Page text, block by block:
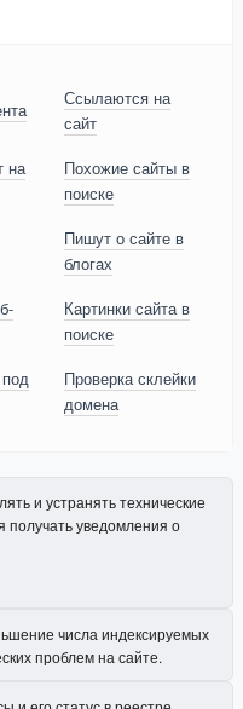
Ссылаются на
сайт
на
Похожие сайты в
поиске
Пишут о сайте в
блогах
Картинки сайта в
поиске
Проверка склейки
домена
и устранять технические
получать уведомления о
числа индексируемых
проблем на сайте.